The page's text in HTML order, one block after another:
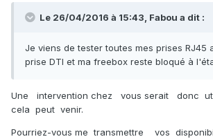
Le 26/04/2016 à 15:43, Fabou a dit :
Je viens de tester toutes mes prises RJ45
prise DTI et ma freebox reste bloqué à
Une intervention chez vous serait donc
cela peut venir.
Pourriez-vous me transmettre vos